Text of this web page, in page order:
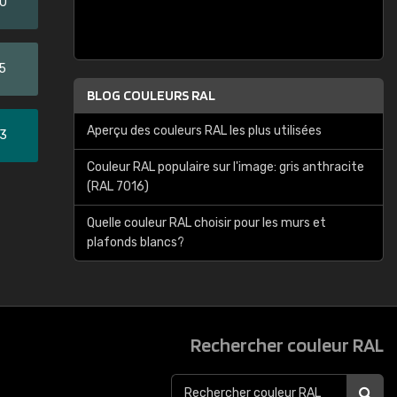
BLOG COULEURS RAL
Aperçu des couleurs RAL les plus utilisées
Couleur RAL populaire sur l'image: gris anthracite
(RAL 7016)
Quelle couleur RAL choisir pour les murs et
plafonds blancs?
Rechercher couleur RAL